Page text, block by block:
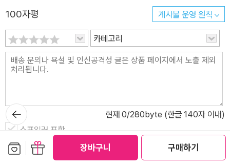
장바구니 구매하기
100자평 게시물 운영 원칙
카테고리
현재 0/280byte (한글 140자 이내)
스포일러 포함
등록
뒤로가
기